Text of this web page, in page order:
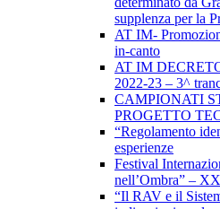
supplenza per la
AT IM-
in-canto
AT IM
2022-23 – 3^
CAMPIONATI
PROGETTO
“Regolamento
esperienze
Festival
nell’Ombra” –
“Il RAV e il